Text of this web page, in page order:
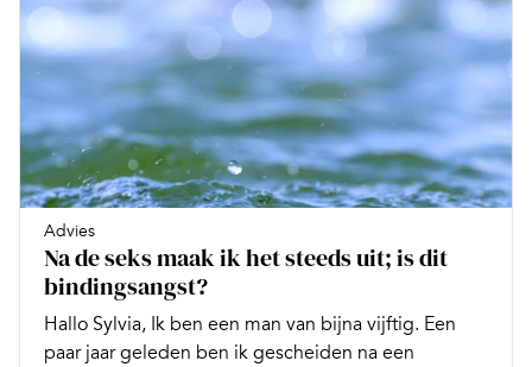
Advies
Na de seks maak ik het steeds uit; is dit
bindingsangst?
Hallo Sylvia, Ik ben een man van bijna vijftig. Een
paar jaar geleden ben ik gescheiden na een